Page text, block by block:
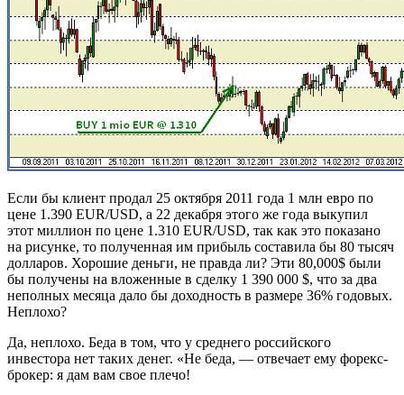
Если бы клиент продал 25 октября 2011 года 1 млн евро по
цене 1.390 EUR/USD, а 22 декабря этого же года выкупил
этот миллион по цене 1.310 EUR/USD, так как это показано
на рисунке, то полученная им прибыль составила бы 80 тысяч
долларов. Хорошие деньги, не правда ли? Эти 80,000$ были
бы получены на вложенные в сделку 1 390 000 $, что за два
неполных месяца дало бы доходность в размере 36% годовых.
Неплохо?
Да, неплохо. Беда в том, что у среднего российского
инвестора нет таких денег. «Не беда, — отвечает ему форекс-
брокер: я дам вам свое плечо!